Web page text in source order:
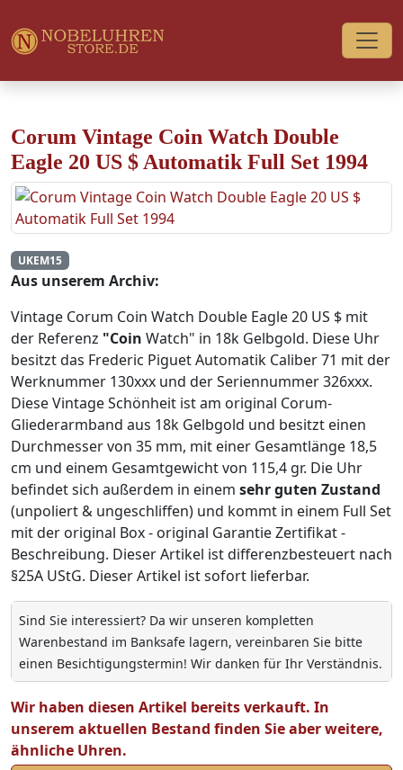
Corum Vintage Coin Watch Double
Eagle 20 US $ Automatik Full Set 1994
UKEM15
Aus unserem Archiv:
Vintage Corum Coin Watch Double Eagle 20 US $ mit
der Referenz "Coin Watch" in 18k Gelbgold. Diese Uhr
besitzt das Frederic Piguet Automatik Caliber 71 mit der
Werknummer 130xxx und der Seriennummer 326xxx.
Diese Vintage Schönheit ist am original Corum-
Gliederarmband aus 18k Gelbgold und besitzt einen
Durchmesser von 35 mm, mit einer Gesamtlänge 18,5
cm und einem Gesamtgewicht von 115,4 gr. Die Uhr
befindet sich außerdem in einem sehr guten Zustand
(unpoliert & ungeschliffen) und kommt in einem Full Set
mit der original Box - original Garantie Zertifikat -
Beschreibung. Dieser Artikel ist differenzbesteuert nach
§25A UStG. Dieser Artikel ist sofort lieferbar.
Sind Sie interessiert? Da wir unseren kompletten
Warenbestand im Banksafe lagern, vereinbaren Sie bitte
einen Besichtigungstermin! Wir danken für Ihr Verständnis.
Wir haben diesen Artikel bereits verkauft. In
unserem aktuellen Bestand finden Sie aber weitere,
ähnliche Uhren.